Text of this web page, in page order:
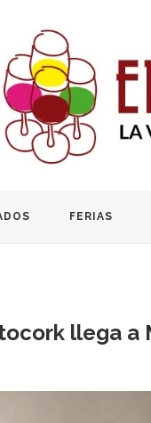
FERIAS
llega